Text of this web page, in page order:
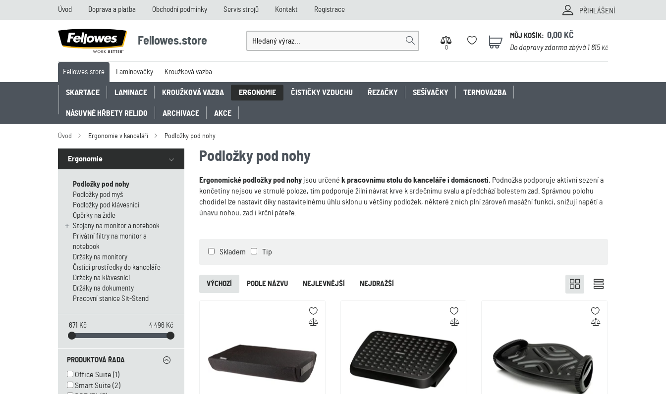
Úvod Doprava a platba Obchodní podmínky Servis strojů Kontakt Registrace PŘIHLÁŠENÍ
Fellowes.store
0
0
MŮJ KOŠÍK: 0,00 KČ
Do dopravy zdarma zbývá 1 815Kč
Fellowes.store Laminovačky Kroužková vazba
SKARTACE LAMINACE KROUŽKOVÁ VAZBA ERGONOMIE ČISTIČKY VZDUCHU ŘEZAČKY SEŠÍVAČKY TERMOVAZBA
NÁSUVNÉ HŘBETY RELIDO ARCHIVACE AKCE
Úvod Ergonomie v kanceláři Podložky pod nohy
Ergonomie
Podložky pod nohy
Podložky pod myš
Podložky pod klávesnici
Opěrky na židle
Stojany na monitor a notebook
Privátní filtry na monitor a
notebook
Držáky na monitory
Čistící prostředky do kanceláře
Držáky na klávesnici
Držáky na dokumenty
Pracovní stanice Sit-Stand
671 Kč 4 496 Kč
PRODUKTOVÁ ŘADA
Office Suite (1)
Smart Suite (2)
Podložky pod nohy
Ergonomické podložky pod nohy jsou určené k pracovnímu stolu do kanceláře i domácnosti. Podnožka podporuje aktivní sezení a
končetiny nejsou ve strnulé poloze, tím podporuje žilní návrat krve k srdečnímu svalu a předchází bolestem zad. Správnou polohu
chodidel lze nastavit díky nastavitelnému úhlu sklonu u většiny podložek, některé z nich plní zároveň masážní funkci, snižují napětí a
únavu nohou, zad i krční páteře.
Skladem Tip
NEJLEVNĚJŠÍ NEJDRAŽŠÍ
PODLE NÁZVU
VÝCHOZÍ